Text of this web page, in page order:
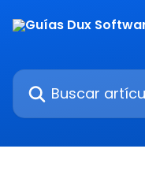
Buscar artículos...